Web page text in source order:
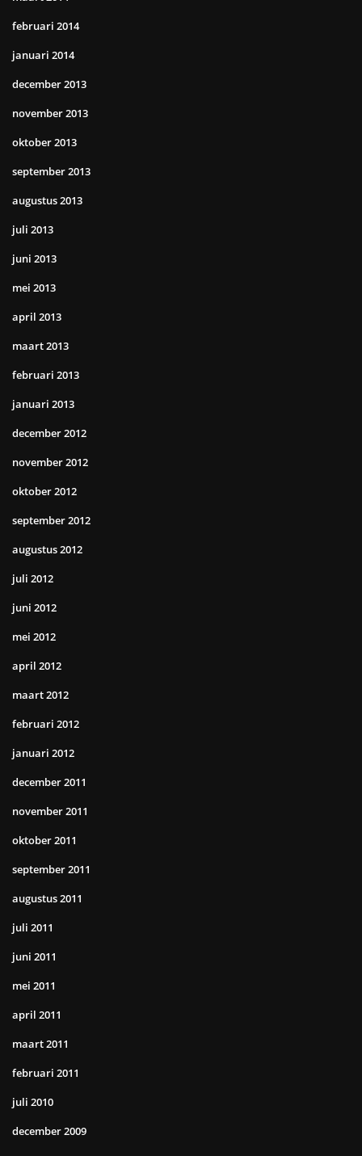
februari 2014
januari 2014
december 2013
november 2013
oktober 2013
september 2013
augustus 2013
juli 2013
juni 2013
mei 2013
april 2013
maart 2013
februari 2013
januari 2013
december 2012
november 2012
oktober 2012
september 2012
augustus 2012
juli 2012
juni 2012
mei 2012
april 2012
maart 2012
februari 2012
januari 2012
december 2011
november 2011
oktober 2011
september 2011
augustus 2011
juli 2011
juni 2011
mei 2011
april 2011
maart 2011
februari 2011
juli 2010
december 2009